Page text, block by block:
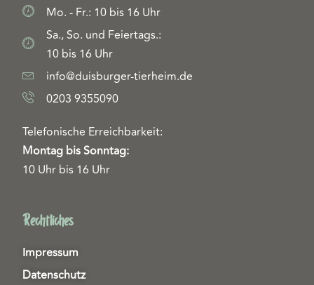
Mo. - Fr.: 10 bis 16 Uhr
Sa., So. und Feiertags.:
10 bis 16 Uhr
info@duisburger-tierheim.de
0203 9355090
Telefonische Erreichbarkeit:
Montag bis Sonntag:
10 Uhr bis 16 Uhr
Rechtliches
Impressum
Datenschutz